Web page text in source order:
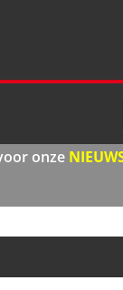
onze